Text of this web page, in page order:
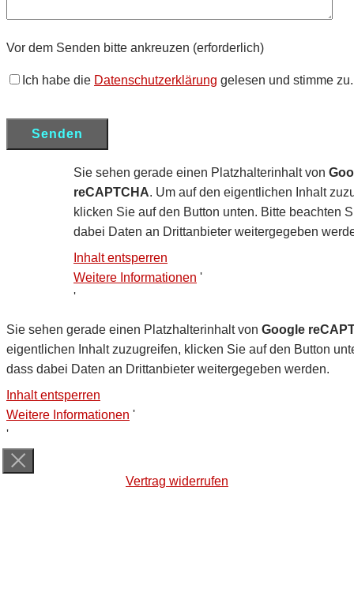
Vor dem Senden bitte ankreuzen (erforderlich)
Ich habe die Datenschutzerklärung gelesen und stimme zu.
Sie sehen gerade einen Platzhalterinhalt von
reCAPTCHA. Um auf den eigentlichen Inhalt
klicken Sie auf den Button unten. Bitte beachten
dabei Daten an Drittanbieter weitergegeben
Inhalt entsperren
Weitere Informationen '
'
Sie sehen gerade einen Platzhalterinhalt von Google
eigentlichen Inhalt zuzugreifen, klicken Sie auf den Button
dass dabei Daten an Drittanbieter weitergegeben werden.
Inhalt entsperren
Weitere Informationen '
'
Vertrag widerrufen